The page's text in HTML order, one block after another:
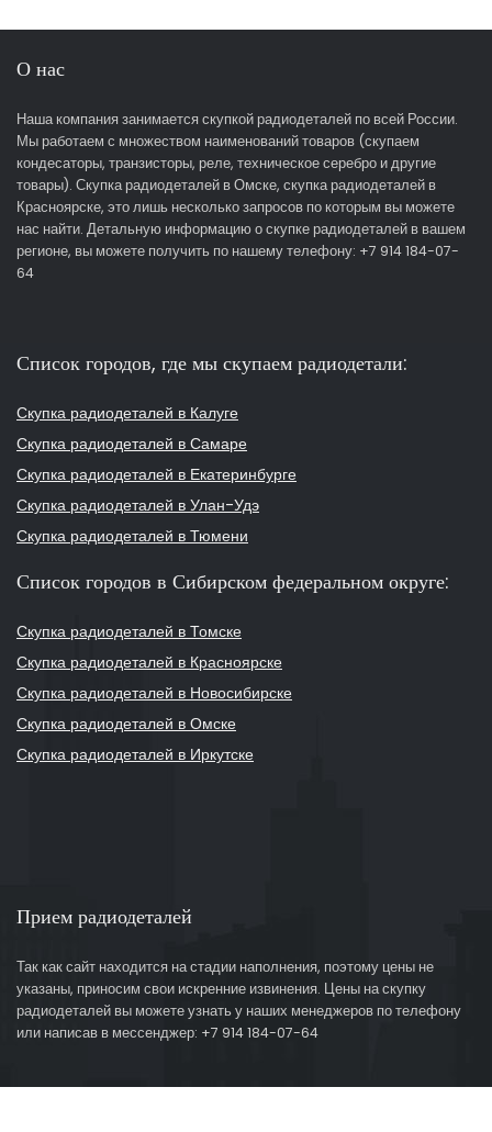
О нас
Наша компания занимается скупкой радиодеталей по всей России.
Мы работаем с множеством наименований товаров (скупаем
кондесаторы, транзисторы, реле, техническое серебро и другие
товары). Скупка радиодеталей в Омске, скупка радиодеталей в
Красноярске, это лишь несколько запросов по которым вы можете
нас найти. Детальную информацию о скупке радиодеталей в вашем
регионе, вы можете получить по нашему телефону: +7 914 184-07-
64
Список городов, где мы скупаем радиодетали:
Скупка радиодеталей в Калуге
Скупка радиодеталей в Самаре
Скупка радиодеталей в Екатеринбурге
Скупка радиодеталей в Улан-Удэ
Скупка радиодеталей в Тюмени
Список городов в Сибирском федеральном округе:
Скупка радиодеталей в Томске
Скупка радиодеталей в Красноярске
Скупка радиодеталей в Новосибирске
Скупка радиодеталей в Омске
Скупка радиодеталей в Иркутске
Прием радиодеталей
Так как сайт находится на стадии наполнения, поэтому цены не
указаны, приносим свои искренние извинения. Цены на скупку
радиодеталей вы можете узнать у наших менеджеров по телефону
или написав в мессенджер: +7 914 184-07-64